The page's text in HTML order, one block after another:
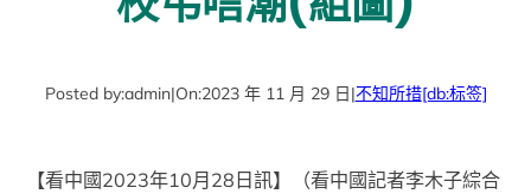
Posted by:admin|On:2023 年 11 月 29 日|不知所措[db:标签]
【看中國2023年10月28日訊】（看中國記者李木子綜合